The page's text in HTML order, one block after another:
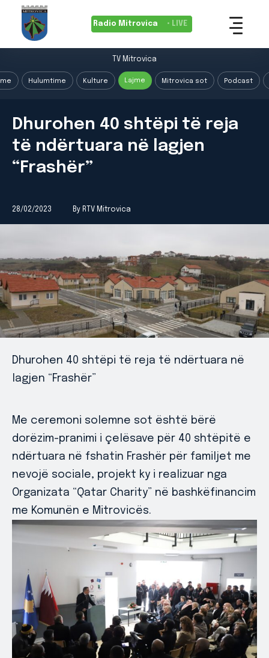
Radio Mitrovica • LIVE
TV Mitrovica
Hulumtime Kulture Lajme Mitrovica sot Podcast
Dhurohen 40 shtëpi të reja
të ndërtuara në lagjen
“Frashër”
28/02/2023 By RTV Mitrovica
Dhurohen 40 shtëpi të reja të ndërtuara në
lagjen “Frashër”
Me ceremoni solemne sot është bërë
dorëzim-pranimi i çelësave për 40 shtëpitë e
ndërtuara në fshatin Frashër për familjet me
nevojë sociale, projekt ky i realizuar nga
Organizata “Qatar Charity” në bashkëfinancim
me Komunën e Mitrovicës.